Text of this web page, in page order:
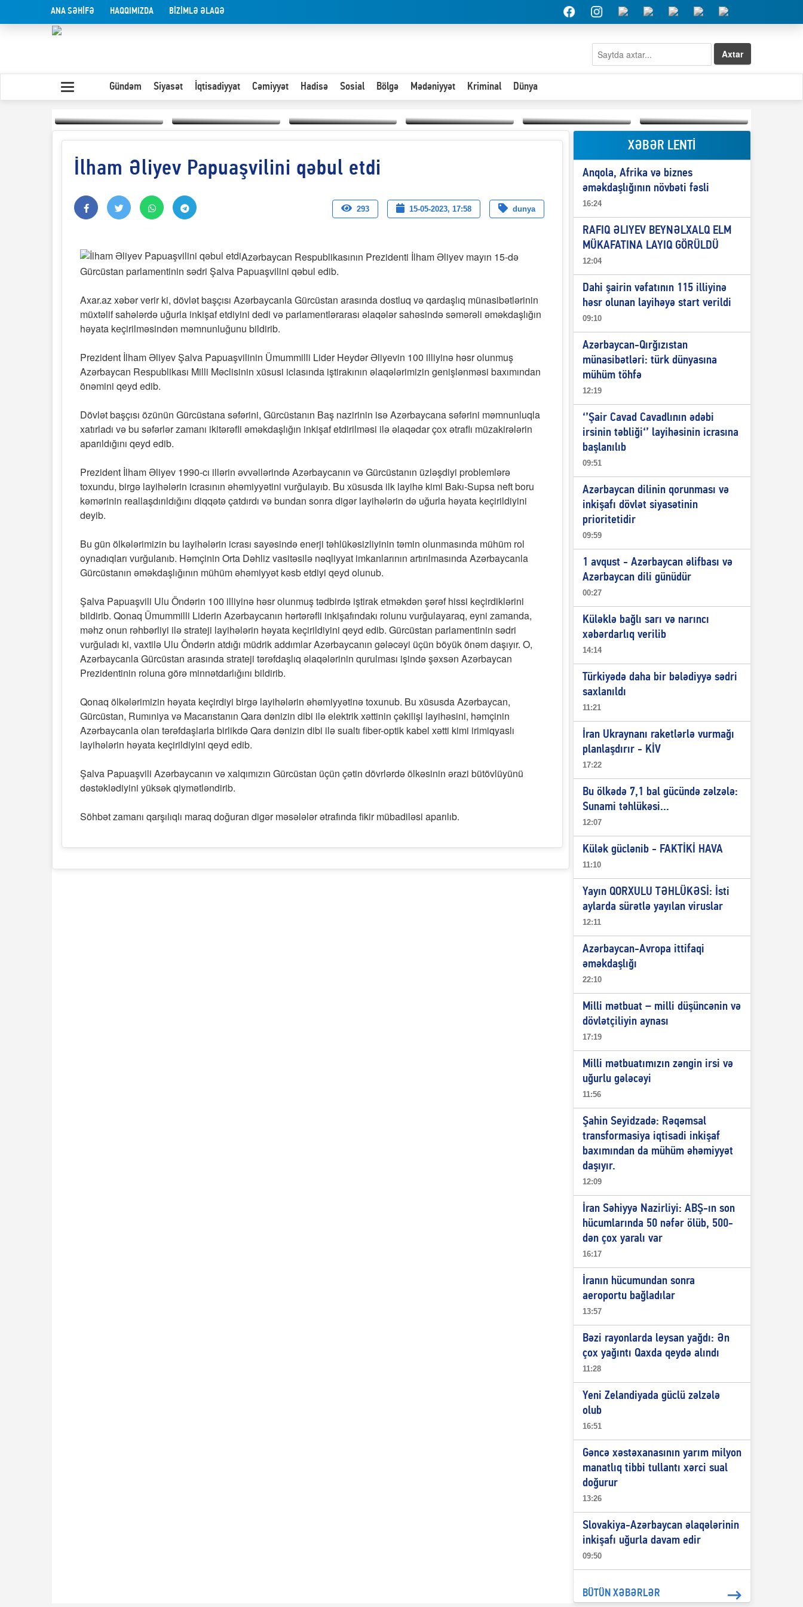
ANA SƏHİFƏ HAQQIMIZDA BİZİMLƏ ƏLAQƏ
Axtar
Gündəm Siyasət İqtisadiyyat Cəmiyyət Hadisə Sosial Bölgə Mədəniyyət Kriminal Dünya
Yaxın Şərqdəki
müharibənin qısa Olduğu kimi görünən
Paytaxta giriş vizası —
"Xoş gəldin, cibində
“Qeyri-səlis məntiq və
dil-nitq” elmimizə
Elşad Abdullayevin
erməniləri
maliyyələşdirən oğlu
niyə Azərbaycana
ekstradisiya olunmur?
İlham Əliyev Papuaşvilini qəbul etdi
293 15-05-2023, 17:58 dunya
Azərbaycan Respublikasının Prezidenti İlham Əliyev mayın 15-də
Gürcüstan parlamentinin sədri Şalva Papuaşvilini qəbul edib.
Axar.az xəbər verir ki, dövlət başçısı Azərbaycanla Gürcüstan arasında dostluq və qardaşlıq münasibətlərinin
müxtəlif sahələrdə uğurla inkişaf etdiyini dedi və parlamentlərarası əlaqələr sahəsində səmərəli əməkdaşlığın
həyata keçirilməsindən məmnunluğunu bildirib.
Prezident İlham Əliyev Şalva Papuaşvilinin Ümummilli Lider Heydər Əliyevin 100 illiyinə həsr olunmuş
Azərbaycan Respublikası Milli Məclisinin xüsusi iclasında iştirakının əlaqələrimizin genişlənməsi baxımından
önəmini qeyd edib.
Dövlət başçısı özünün Gürcüstana səfərini, Gürcüstanın Baş nazirinin isə Azərbaycana səfərini məmnunluqla
xatırladı və bu səfərlər zamanı ikitərəfli əməkdaşlığın inkişaf etdirilməsi ilə əlaqədar çox ətraflı müzakirələrin
aparıldığını qeyd edib.
Prezident İlham Əliyev 1990-cı illərin əvvəllərində Azərbaycanın və Gürcüstanın üzləşdiyi problemlərə
toxundu, birgə layihələrin icrasının əhəmiyyətini vurğulayıb. Bu xüsusda ilk layihə kimi Bakı-Supsa neft boru
kəmərinin reallaşdırıldığını diqqətə çatdırdı və bundan sonra digər layihələrin də uğurla həyata keçirildiyini
deyib.
Bu gün ölkələrimizin bu layihələrin icrası sayəsində enerji təhlükəsizliyinin təmin olunmasında mühüm rol
oynadıqları vurğulanıb. Həmçinin Orta Dəhliz vasitəsilə nəqliyyat imkanlarının artırılmasında Azərbaycanla
Gürcüstanın əməkdaşlığının mühüm əhəmiyyət kəsb etdiyi qeyd olunub.
Şalva Papuaşvili Ulu Öndərin 100 illiyinə həsr olunmuş tədbirdə iştirak etməkdən şərəf hissi keçirdiklərini
bildirib. Qonaq Ümummilli Liderin Azərbaycanın hərtərəfli inkişafındakı rolunu vurğulayaraq, eyni zamanda,
məhz onun rəhbərliyi ilə strateji layihələrin həyata keçirildiyini qeyd edib. Gürcüstan parlamentinin sədri
vurğuladı ki, vaxtilə Ulu Öndərin atdığı müdrik addımlar Azərbaycanın gələcəyi üçün böyük önəm daşıyır. O,
Azərbaycanla Gürcüstan arasında strateji tərəfdaşlıq əlaqələrinin qurulması işində şəxsən Azərbaycan
Prezidentinin roluna görə minnətdarlığını bildirib.
Qonaq ölkələrimizin həyata keçirdiyi birgə layihələrin əhəmiyyətinə toxunub. Bu xüsusda Azərbaycan,
Gürcüstan, Rumıniya və Macarıstanın Qara dənizin dibi ilə elektrik xəttinin çəkilişi layihəsini, həmçinin
Azərbaycanla olan tərəfdaşlarla birlikdə Qara dənizin dibi ilə sualtı fiber-optik kabel xətti kimi irimiqyaslı
layihələrin həyata keçirildiyini qeyd edib.
Şalva Papuaşvili Azərbaycanın və xalqımızın Gürcüstan üçün çətin dövrlərdə ölkəsinin ərazi bütövlüyünü
dəstəklədiyini yüksək qiymətləndirib.
Söhbət zamanı qarşılıqlı maraq doğuran digər məsələlər ətrafında fikir mübadiləsi aparılıb.
XƏBƏR LENTİ
Anqola, Afrika və biznes
əməkdaşlığının növbəti fəsli
16:24
RAFIQ ƏLIYEV BEYNƏLXALQ ELM
MÜKAFATINA LAYIQ GÖRÜLDÜ
12:04
Dahi şairin vəfatının 115 illiyinə
həsr olunan layihəyə start verildi
09:10
Azərbaycan-Qırğızıstan
münasibətləri: türk dünyasına
mühüm töhfə
12:19
‘’Şair Cavad Cavadlının ədəbi
irsinin təbliği‘’ layihəsinin icrasına
başlanılıb
09:51
Azərbaycan dilinin qorunması və
inkişafı dövlət siyasətinin
prioritetidir
09:59
1 avqust - Azərbaycan əlifbası və
Azərbaycan dili günüdür
00:27
Küləklə bağlı sarı və narıncı
xəbərdarlıq verilib
14:14
Türkiyədə daha bir bələdiyyə sədri
saxlanıldı
11:21
İran Ukraynanı raketlərlə vurmağı
planlaşdırır - KİV
17:22
Bu ölkədə 7,1 bal gücündə zəlzələ:
Sunami təhlükəsi...
12:07
Külək güclənib - FAKTİKİ HAVA
11:10
Yayın QORXULU TƏHLÜKƏSİ: İsti
aylarda sürətlə yayılan viruslar
12:11
Azərbaycan-Avropa ittifaqi
əməkdaşlığı
22:10
Milli mətbuat – milli düşüncənin və
dövlətçiliyin aynası
17:19
Milli mətbuatımızın zəngin irsi və
uğurlu gələcəyi
11:56
Şahin Seyidzadə: Rəqəmsal
transformasiya iqtisadi inkişaf
baxımından da mühüm əhəmiyyət
daşıyır.
12:09
İran Səhiyyə Nazirliyi: ABŞ-ın son
hücumlarında 50 nəfər ölüb, 500-
dən çox yaralı var
16:17
İranın hücumundan sonra
aeroportu bağladılar
13:57
Bəzi rayonlarda leysan yağdı: Ən
çox yağıntı Qaxda qeydə alındı
11:28
Yeni Zelandiyada güclü zəlzələ
olub
16:51
Gəncə xəstəxanasının yarım milyon
manatlıq tibbi tullantı xərci sual
doğurur
13:26
Slovakiya-Azərbaycan əlaqələrinin
inkişafı uğurla davam edir
09:50
BÜTÜN XƏBƏRLƏR